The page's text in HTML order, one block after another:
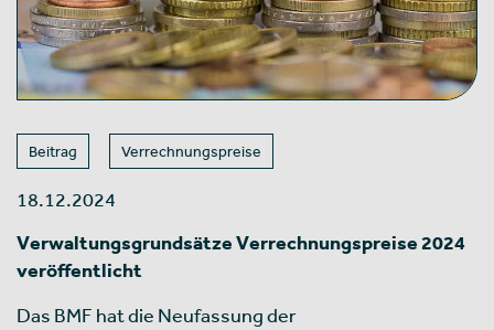
Beitrag Verrechnungspreise
18.12.2024
Verwaltungsgrundsätze Verrechnungspreise 2024
veröffentlicht
Das BMF hat die Neufassung der